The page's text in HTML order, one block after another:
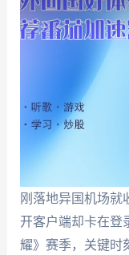
刚落地异国机场就
开客户端却卡在登
耀》赛季，关键